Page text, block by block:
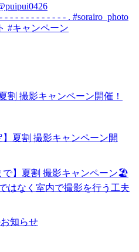
】夏割 撮影キャンペーン開
で】夏割 撮影キャンペーン🏖️
はなく室内で撮影を行う工夫